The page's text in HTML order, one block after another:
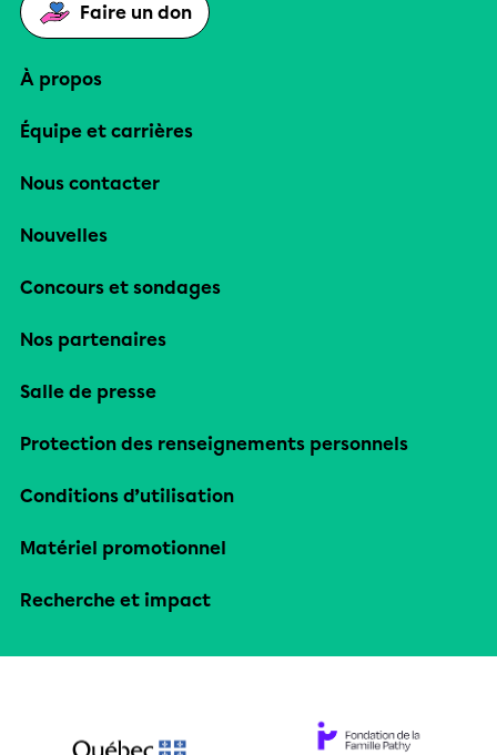
Faire un don
À propos
Équipe et carrières
Nous contacter
Nouvelles
Concours et sondages
Nos partenaires
Salle de presse
Protection des renseignements personnels
Conditions d’utilisation
Matériel promotionnel
Recherche et impact